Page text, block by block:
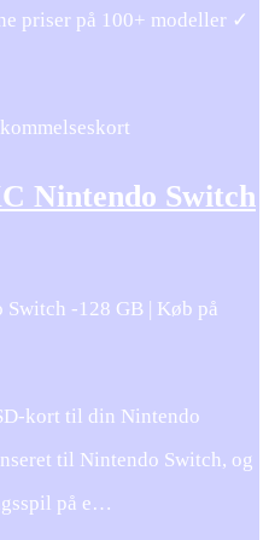
priser på 100+ modeller ✓
Nintendo Switch
-128 GB | Køb på
kort til din Nintendo
til Nintendo Switch, og
på e…